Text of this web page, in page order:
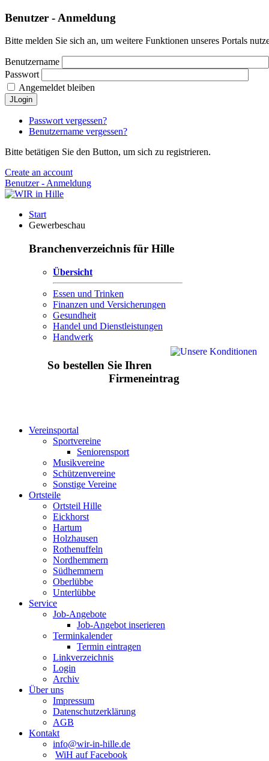
Benutzer - Anmeldung
Bitte melden Sie sich an, um weitere Funktionen unseres Portals
Benutzername
Passwort
Angemeldet bleiben
JLogin
Passwort vergessen?
Benutzername vergessen?
Bitte betätigen Sie den Button, um sich zu registrieren.
Create an account
Benutzer - Anmeldung
Start
Gewerbeschau
Branchenverzeichnis für Hille
Übersicht
Essen und Trinken
Finanzen und Versicherungen
Gesundheit
Handel und Dienstleistungen
Handwerk
So bestellen Sie Ihren
Firmeneintrag
Vereinsportal
Sportvereine
Seniorensport
Musikvereine
Schützenvereine
Sonstige Vereine
Ortsteile
Ortsteil Hille
Eickhorst
Hartum
Holzhausen
Rothenuffeln
Nordhemmern
Südhemmern
Oberlübbe
Unterlübbe
Service
Job-Angebote
Job-Angebot inserieren
Terminkalender
Termin eintragen
Linkverzeichnis
Login
Archiv
Über uns
Impressum
Datenschutzerklärung
AGB
Kontakt
info@wir-in-hille.de
WiH auf Facebook